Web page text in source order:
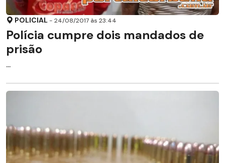
POLICIAL - 24/08/2017 às 23:44
Polícia cumpre dois mandados de
prisão
...